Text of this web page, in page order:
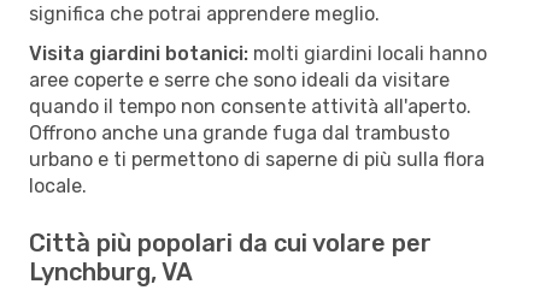
significa che potrai apprendere meglio.
Visita giardini botanici: molti giardini locali hanno
aree coperte e serre che sono ideali da visitare
quando il tempo non consente attività all'aperto.
Offrono anche una grande fuga dal trambusto
urbano e ti permettono di saperne di più sulla flora
locale.
Città più popolari da cui volare per
Lynchburg, VA